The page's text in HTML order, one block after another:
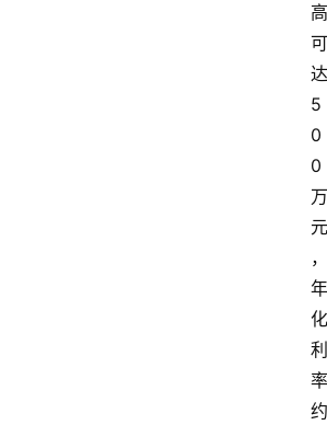
高
可
达
5
0
0
万
元
，
年
化
利
率
约